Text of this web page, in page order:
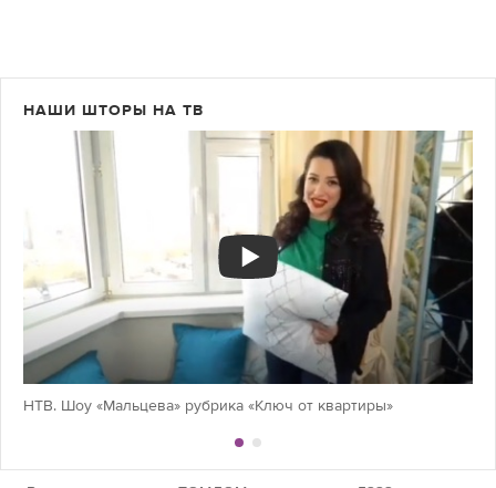
НАШИ ШТОРЫ НА ТВ
НТВ. Шоу «Мальцева» рубрика «Ключ от квартиры»